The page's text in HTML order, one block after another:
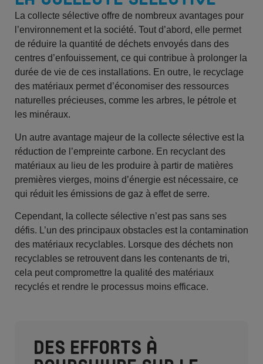
La collecte sélective offre de nombreux avantages pour
l’environnement et la société. Tout d’abord, elle permet
de réduire la quantité de déchets envoyés dans des
centres d’enfouissement, ce qui contribue à prolonger la
durée de vie de ces installations. En outre, le recyclage
des matériaux permet d’économiser des ressources
naturelles précieuses, comme les arbres, le pétrole et
les minéraux.
Un autre avantage majeur de la collecte sélective est la
réduction de l’empreinte carbone. En recyclant des
matériaux au lieu de les produire à partir de matières
premières vierges, moins d’énergie est nécessaire, ce
qui réduit les émissions de gaz à effet de serre.
Cependant, la collecte sélective n’est pas sans ses
défis. L’un des principaux obstacles est la contamination
des matériaux recyclables. Lorsque des déchets non
recyclables se retrouvent dans les contenants de tri,
cela peut compromettre la qualité des matériaux
recyclés et rendre le processus moins efficace.
DES EFFORTS À